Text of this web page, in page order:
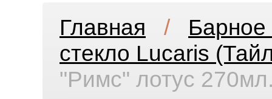
Главная / Барное
стекло Lucaris
"Римс" лотус